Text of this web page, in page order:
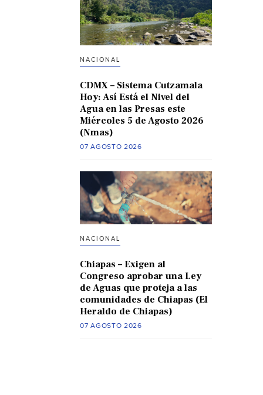
NACIONAL
CDMX – Sistema Cutzamala
Hoy: Así Está el Nivel del
Agua en las Presas este
Miércoles 5 de Agosto 2026
(Nmas)
07 AGOSTO 2026
NACIONAL
Chiapas – Exigen al
Congreso aprobar una Ley
de Aguas que proteja a las
comunidades de Chiapas (El
Heraldo de Chiapas)
07 AGOSTO 2026